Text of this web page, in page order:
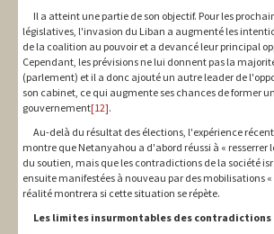
Il a atteint une partie de son objectif. Pour les
législatives, l'invasion du Liban a augmenté les
de la coalition au pouvoir et a devancé leur principal
Cependant, les prévisions ne lui donnent pas la
(parlement) et il a donc ajouté un autre leader de
son cabinet, ce qui augmente ses chances de former
gouvernement[12].
Au-delà du résultat des élections, l'expérience
montre que Netanyahou a d'abord réussi à « resserrer
du soutien, mais que les contradictions de la société
ensuite manifestées à nouveau par des mobilisations «
réalité montrera si cette situation se répète.
Les limites insurmontables des contradictions